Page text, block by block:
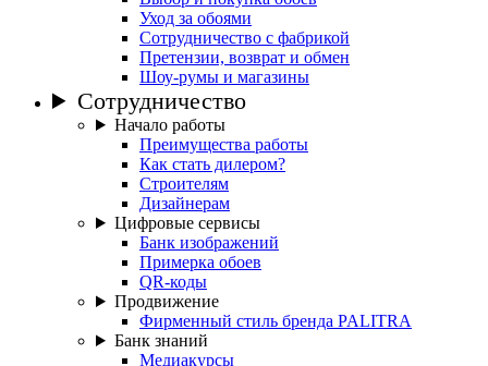
Уход за обоями
Сотрудничество с фабрикой
Претензии, возврат и обмен
Шоу-румы и магазины
Сотрудничество
Начало работы
Преимущества работы
Как стать дилером?
Строителям
Дизайнерам
Цифровые сервисы
Банк изображений
Примерка обоев
QR-коды
Продвижение
Фирменный стиль бренда PALITRA
Банк знаний
Медиакурсы